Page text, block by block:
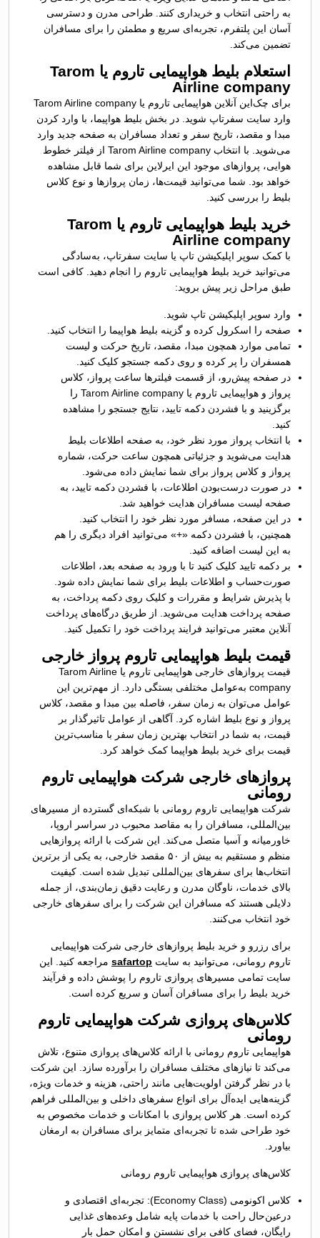
به راحتی انتخاب و خریداری کنند. طراحی مدرن و دسترسی
آسان این پلتفرم، تجربه‌ای سریع و مطمئن را برای مسافران
تضمین می‌کند.
استعلام بلیط هواپیمایی تاروم یا Tarom
Airline company
برای چک‌این آنلاین هواپیمایی تاروم یا Tarom Airline company
وارد سایت سفرتاپ شوید. در بخش بلیط هواپیما، با وارد کردن
مبدا و مقصد، تاریخ سفر و تعداد مسافران به صفحه جدید وارد
می‌شوید. با انتخاب Tarom Airline company از فیلتر خطوط
هوایی، پروازهای موجود این ایرلاین برای شما قابل مشاهده
خواهد بود. شما می‌توانید قیمت‌ها، زمان پروازها و نوع کلاس
بلیط را بررسی کنید.
خرید بلیط هواپیمایی تاروم یا Tarom
Airline company
با کمک سوپر اپلیکیشن تاپ یا سایت سفرتاپ، به‌سادگی
می‌توانید خرید بلیط هواپیمایی تاروم را انجام دهید. کافی است
طبق مراحل زیر پیش بروید:
وارد سوپر اپلیکیشن تاپ شوید.
صفحه را اسکرول کرده و گزینه بلیط هواپیما را انتخاب کنید.
تمامی موارد همچون مبدا، مقصد، تاریخ حرکت و لیست
همسفران را پر کرده و روی دکمه جستجو کلیک کنید.
در صفحه پیش‌رو، از قسمت فیلترها ساعت پرواز، کلاس
پرواز و هواپیمایی تاروم یا Tarom Airline company را
برگزینید و با فشردن دکمه تایید، نتایج جستجو را مشاهده
کنید.
با انتخاب پرواز مورد نظر خود، به صفحه اطلاعات بلیط
هدایت می‌شوید و جزئیاتی همچون ساعت حرکت، شماره
پرواز و کلاس پرواز برای شما نمایش داده می‌شود.
در صورت درست‌بودن اطلاعات، با فشردن دکمه تایید، به
صفحه لیست مسافران هدایت خواهید شد.
در این صفحه، مسافر مورد نظر خود را انتخاب کنید.
همچنین، با فشردن دکمه «+» می‌توانید افراد دیگری را هم
به این لیست اضافه کنید.
بر دکمه تایید کلیک کنید تا با ورود به صفحه بعد، اطلاعات
صورت‌حساب و اطلاعات بلیط برای شما نمایش داده شود.
با پذیرش شرایط و مقررات و کلیک روی دکمه پرداخت، به
صفحه پرداخت هدایت می‌شوید. از طریق درگاه‌های پرداخت
آنلاین معتبر می‌توانید فرایند پرداخت خود را تکمیل کنید.
قیمت بلیط هواپیمایی تاروم پرواز خارجی
قیمت پروازهای خارجی هواپیمایی تاروم یا Tarom Airline
company به‌عوامل مختلفی بستگی دارد. از مهم‌ترین این
عوامل می‌توان به زمان سفر، فاصله بین مبدا و مقصد، کلاس
پرواز و نوع بلیط اشاره کرد. آگاهی از عوامل تاثیرگذار بر
قیمت، به شما در انتخاب بهترین زمان سفر با مناسب‌ترین
قیمت برای خرید بلیط هواپیما کمک خواهد کرد.
پروازهای خارجی شرکت هواپیمایی تاروم
رومانی
شرکت هواپیمایی تاروم رومانی با شبکه‌ای گسترده از مسیرهای
بین‌المللی، مسافران را به مقاصد محبوب در سراسر اروپا،
خاورمیانه و آسیا متصل می‌کند. این شرکت با ارائه پروازهایی
منظم و مستقیم به بیش از ۵۰ مقصد خارجی، به یکی از برترین
انتخاب‌ها برای سفرهای بین‌المللی تبدیل شده است. کیفیت
بالای خدمات، ناوگان مدرن و رعایت دقیق زمان‌بندی، از جمله
دلایلی هستند که مسافران این شرکت را برای سفرهای خارجی
خود انتخاب می‌کنند.
برای رزرو و خرید بلیط پروازهای خارجی شرکت هواپیمایی
تاروم رومانی، می‌توانید به سایت safartop مراجعه کنید. این
سایت تمامی مسیرهای پروازی تاروم را پوشش داده و فرآیند
خرید بلیط را برای مسافران آسان و سریع کرده است.
کلاس‌های پروازی شرکت هواپیمایی تاروم
رومانی
هواپیمایی تاروم رومانی با ارائه کلاس‌های پروازی متنوع، تلاش
می‌کند تا نیازهای مختلف مسافران را برآورده سازد. این شرکت
با در نظر گرفتن اولویت‌هایی مانند راحتی، هزینه و خدمات ویژه،
گزینه‌هایی ایده‌آل برای انواع سفرهای داخلی و بین‌المللی فراهم
کرده است. هر کلاس پروازی با امکانات و خدمات مخصوص به
خود طراحی شده تا تجربه‌ای متمایز برای مسافران به ارمغان
بیاورد.
کلاس‌های پروازی هواپیمایی تاروم رومانی
کلاس اکونومی (Economy Class): تجربه‌ای اقتصادی و
درعین‌حال راحت با خدمات پایه شامل وعده‌های غذایی
رایگان، فضای کافی برای نشستن و امکان حمل بار